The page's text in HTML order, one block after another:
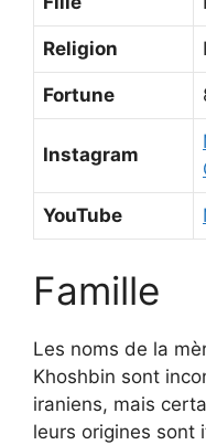
Religion
Fortune
Instagram
YouTube
Famille
Les noms de la
Khoshbin sont
iraniens, mais
leurs origines sont